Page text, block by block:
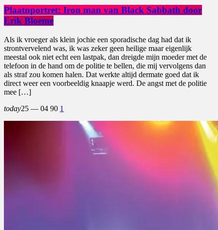
Plaatnportret: Iron man van Black Sabbath door
Erik Bloeme
Als ik vroeger als klein jochie een sporadische dag had dat ik
strontvervelend was, ik was zeker geen heilige maar eigenlijk
meestal ook niet echt een lastpak, dan dreigde mijn moeder met de
telefoon in de hand om de politie te bellen, die mij vervolgens dan
als straf zou komen halen. Dat werkte altijd dermate goed dat ik
direct weer een voorbeeldig knaapje werd. De angst met de politie
mee […]
today25 — 04 90 1